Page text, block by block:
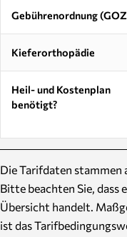
Gebührenordnung
Kieferorthopädie
Heil- und Kostenplan
benötigt?
Die Tarifdaten stammen
Bitte beachten Sie, dass
Übersicht handelt.
ist das